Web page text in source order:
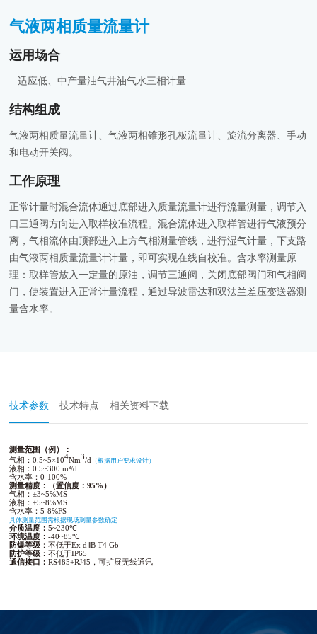
气液两相质量流量计
运用场合
   适应低、中产量油气井油气水三相计量
结构组成
气液两相质量流量计、气液两相锥形孔板流量计、旋流分离器、手动
和电动开关阀。
工作原理
正常计量时混合流体通过底部进入质量流量计进行流量测量，调节入
口三通阀方向进入取样校准流程。混合流体进入取样管进行气液预分
离，气相流体由顶部进入上方气相测量管线，进行湿气计量，下支路
由气液两相质量流量计计量，即可实现在线自校准。含水率测量原
理：取样管放入一定量的原油，调节三通阀，关闭底部阀门和气相阀
门，使装置进入正常计量流程，通过导波雷达和双法兰差压变送器测
量含水率。
技术参数 技术特点 相关资料下载
测量范围（例）：
气相：0.5~5×104Nm3/d （根据用户要求设计）
液相：0.5~300 m³/d
含水率 ：0-100%
测量精度：（置信度：95%）
气相：±3~5%MS
液相：±5~8%MS
含水率：5-8%FS
具体测量范围需根据现场测量参数确定
介质温度：5~230℃
环境温度：-40~85℃
防爆等级 ：不低于Ex dⅡB T4 Gb
防护等级 ：不低于IP65
通信接口：RS485+RJ45 ，可扩展无线通讯